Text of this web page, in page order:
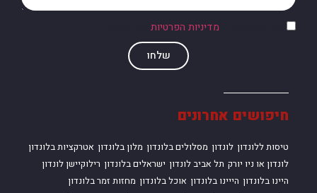
חיפושים אחרונים
טיסות ללונדון לונדון מסלולים בלונדון מלון בלונדון אטרקציות בלונדון
לונדון או ניו יורק תל אביב לונדון ישראלים בלונדון רילוקיישן לונדון
היינו בלונדון הייינו בלונדון אוכל בלונדון מחזות זמר בלונדון
מדיניות הפרטיות
שלחו